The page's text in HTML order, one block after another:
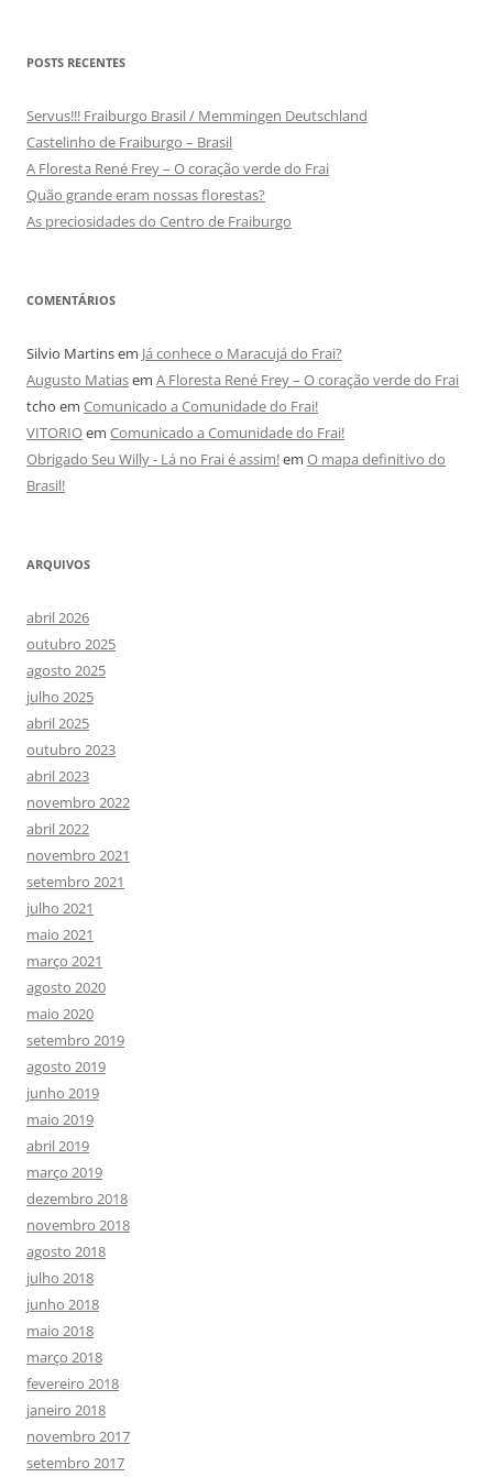
POSTS RECENTES
Servus!!! Fraiburgo Brasil / Memmingen Deutschland
Castelinho de Fraiburgo – Brasil
A Floresta René Frey – O coração verde do Frai
Quão grande eram nossas florestas?
As preciosidades do Centro de Fraiburgo
COMENTÁRIOS
Silvio Martinsem Já conhece o Maracujá do Frai?
Augusto Matiasem A Floresta René Frey – O coração verde do Frai
tcho em Comunicado a Comunidade do Frai!
VITORIOem Comunicado a Comunidade do Frai!
Obrigado Seu Willy - Lá no Frai é assim!em O mapa definitivo do
Brasil!
ARQUIVOS
abril 2026
outubro 2025
agosto 2025
julho 2025
abril 2025
outubro 2023
abril 2023
novembro 2022
abril 2022
novembro 2021
setembro 2021
julho 2021
maio 2021
março 2021
agosto 2020
maio 2020
setembro 2019
agosto 2019
junho 2019
maio 2019
abril 2019
março 2019
dezembro 2018
novembro 2018
agosto 2018
julho 2018
junho 2018
maio 2018
março 2018
fevereiro 2018
janeiro 2018
novembro 2017
setembro 2017